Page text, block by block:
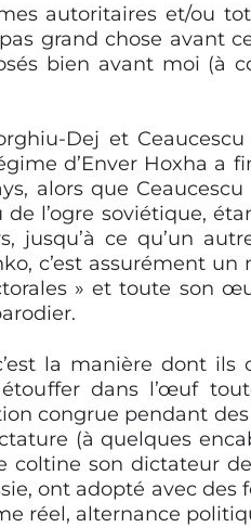
autoritaires et/ou
grand chose avant
bien avant moi (à
Dej et
d’Enver Hoxha a
alors que Ceaucescu
l’ogre soviétique,
jusqu’à ce qu’un
c’est assurément
» et toute son
la manière dont ils
dans l’œuf
congrue pendant
(à quelques
son dictateur
ont adopté avec des
réel, alternance